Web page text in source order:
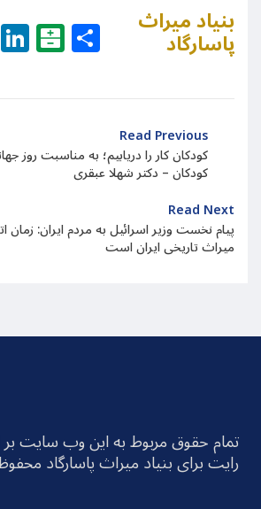
EmailLinkedIn
Balatarin
Share
بنیاد میراث
پاسارگاد
Read Previous
کودکان کار را دریابیم؛ به مناسبت روز
کودکان – دکتر شهلا عبقری
Read Next
پیام نخست وزیر اسرائیل به مردم ایران: زمان
میراث تاریخی ایران است
تمام حقوق مربوط به این وب سایت
رایت برای بنیاد میراث پاسارگاد